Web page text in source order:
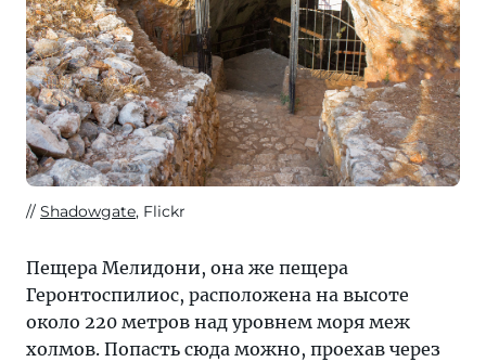
Shadowgate, Flickr
Пещера Мелидони, она же пещера
Геронтоспилиос, расположена на высоте
около 220 метров над уровнем моря меж
холмов. Попасть сюда можно, проехав через